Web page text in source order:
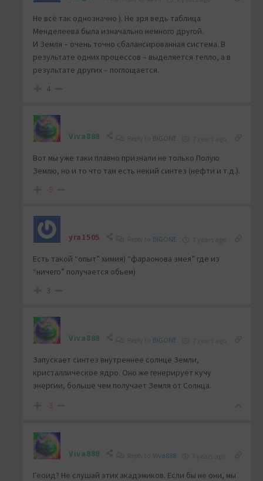
Не всё так однозначно ). Не зря ведь таблица
Менделеева была изначально немного другой.
И Земля – очень точно сбалансированная система. В
результате одних процессов – выделяется тепло, а в
результате других – поглощается.
4
Viva888 BIGONE
Вот мы уже таки плавно признали не только Полую
Землю, но и то что там есть некий синтез (нефти и т.д.).
-5
yra1505 BIGONE
Есть такой “опыт” химия) “фараонова змея” где из
“ничего” получается обьем)
3
Viva888 BIGONE
Запускает синтез внутреннее солнце Земли,
кристаллическое ядро. Оно же генерирует кучу
энергии, больше чем получает Земля от Солнца.
-3
Viva888 Viva888
Геоид? Не слушай этих акадэмиков. Если бы не они, мы